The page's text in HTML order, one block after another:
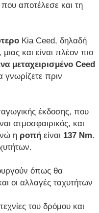
που αποτέλεσε και τη
Kia Ceed, δηλαδή
και είναι πλέον πιο
μεταχειρισμένο Ceed
γνωρίζετε πριν
έκδοσης, που
ατμοσφαιρικός, και
η ροπή είναι 137 Nm.
όπως θα
οι αλλαγές ταχυτήτων
του δρόμου και